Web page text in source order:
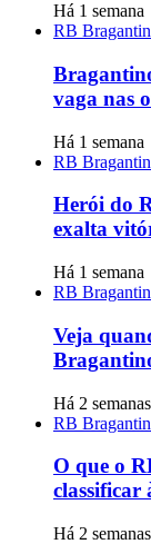
Há 1 semana
RB
vaga nas
Há 1 semana
RB
Herói do
exalta
Há 1 semana
RB
Veja
Há 2 semanas
RB
O que o
classificar
Há 2 semanas